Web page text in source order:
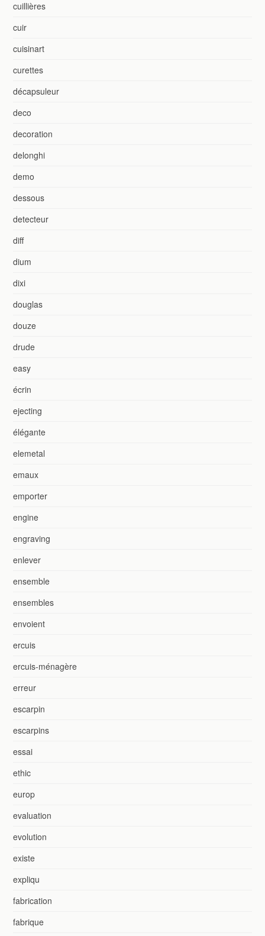
cuillières
cuir
cuisinart
curettes
décapsuleur
deco
decoration
delonghi
demo
dessous
detecteur
diff
dium
dixi
douglas
douze
drude
easy
écrin
ejecting
élégante
elemetal
emaux
emporter
engine
engraving
enlever
ensemble
ensembles
envoient
ercuis
ercuis-ménagère
erreur
escarpin
escarpins
essai
ethic
europ
evaluation
evolution
existe
expliqu
fabrication
fabrique